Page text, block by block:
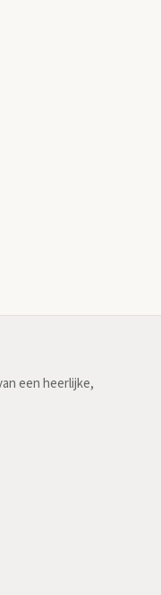
een heerlijke,